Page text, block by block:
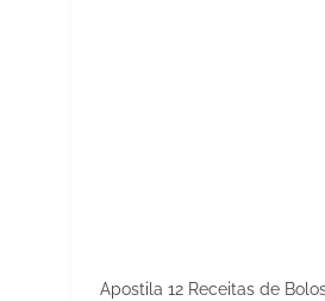
Apostila 12 Receitas de